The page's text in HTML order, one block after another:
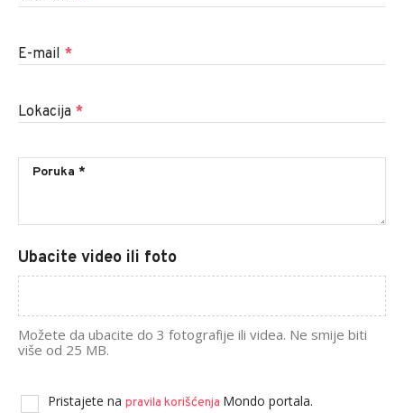
E-mail *
Lokacija *
Ubacite video ili foto
Možete da ubacite do 3 fotografije ili videa. Ne smije biti
više od 25 MB.
Pristajete na pravila korišćenja Mondo portala.